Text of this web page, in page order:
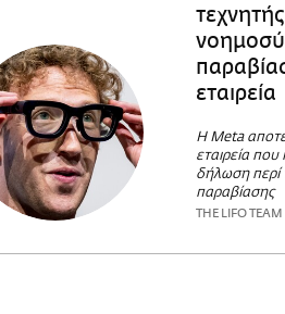
τεχνητής
εταιρεία
Η Meta
εταιρεία
δήλωση περί
παραβίασης
THE LIFO TEAM